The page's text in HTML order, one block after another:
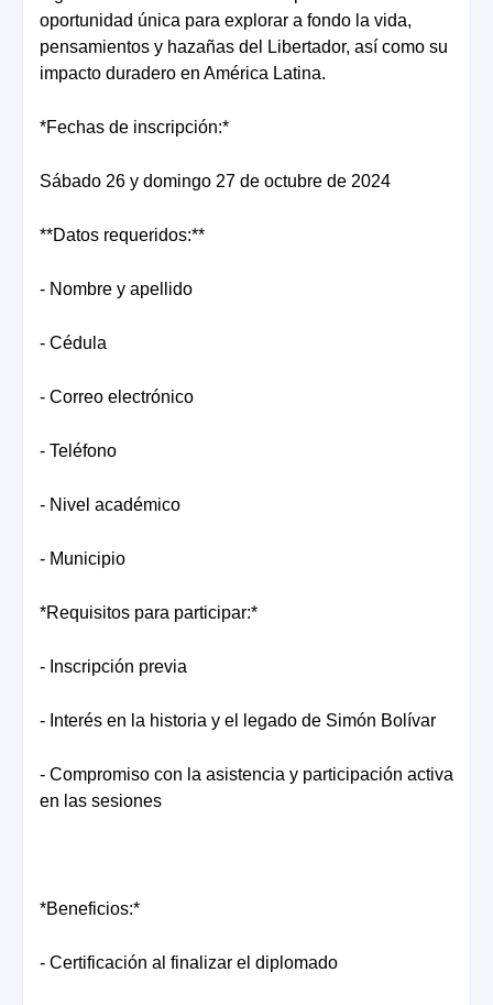
oportunidad única para explorar a fondo la vida,
pensamientos y hazañas del Libertador, así como su
impacto duradero en América Latina.
*Fechas de inscripción:*
Sábado 26 y domingo 27 de octubre de 2024
**Datos requeridos:**
- Nombre y apellido
- Cédula
- Correo electrónico
- Teléfono
- Nivel académico
- Municipio
*Requisitos para participar:*
- Inscripción previa
- Interés en la historia y el legado de Simón Bolívar
- Compromiso con la asistencia y participación activa
en las sesiones
*Beneficios:*
- Certificación al finalizar el diplomado